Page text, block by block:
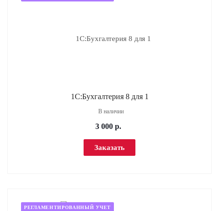
1С:Бухгалтерия 8 для 1
В наличии
3 000 р.
Заказать
РЕГЛАМЕНТИРОВАННЫЙ УЧЕТ